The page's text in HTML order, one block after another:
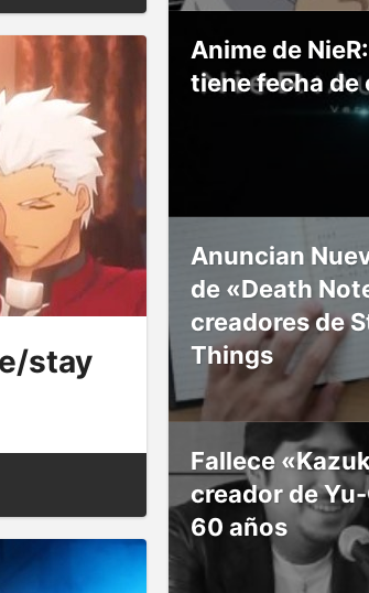
stay
Anime de
tiene fecha de
Anuncian
de «Death
creadores de
Things
Fallece
creador de
60 años